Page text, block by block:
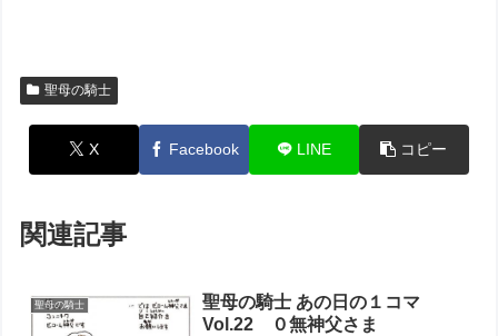
聖母の騎士
X Facebook LINE コピー
関連記事
聖母の騎士
聖母の騎士 あの日の１コマ
Vol.22 ０無神父さま